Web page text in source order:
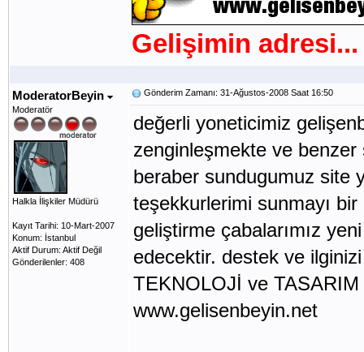
Gelişimin adresi...
ModeratorBeyin
Moderatör
Halkla İlişkiler Müdürü
Kayıt Tarihi: 10-Mart-2007
Konum: İstanbul
Aktif Durum: Aktif Değil
Gönderilenler: 408
Gönderim Zamanı: 31-Ağustos-2008 Saat 16:50
değerli yoneticimiz
zenginleşmekte ve
beraber sundugumuz site
teşekkurlerimi sunmayı
geliştirme çabalarımız
edecektir. destek ve
TEKNOLOJİ ve TASARIM
www.gelisenbeyin.net